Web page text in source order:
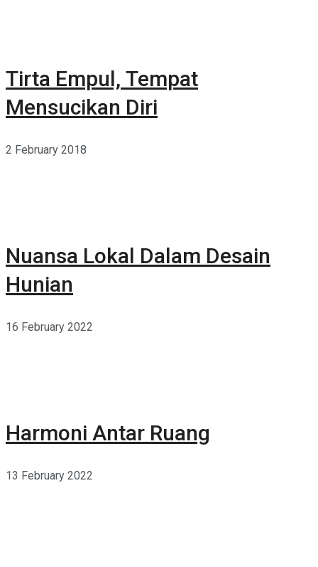
Tirta Empul, Tempat
Mensucikan Diri
2 February 2018
Nuansa Lokal Dalam Desain
Hunian
16 February 2022
Harmoni Antar Ruang
13 February 2022